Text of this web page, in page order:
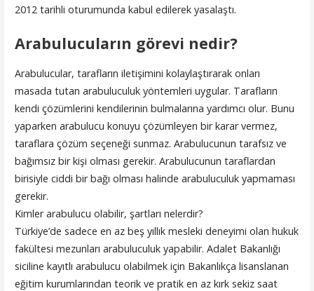
2012 tarihli oturumunda kabul edilerek yasalaştı.
Arabulucuların görevi nedir?
Arabulucular, tarafların iletişimini kolaylaştırarak onları
masada tutan arabuluculuk yöntemleri uygular. Tarafların
kendi çözümlerini kendilerinin bulmalarına yardımcı olur. Bunu
yaparken arabulucu konuyu çözümleyen bir karar vermez,
taraflara çözüm seçeneği sunmaz. Arabulucunun tarafsız ve
bağımsız bir kişi olması gerekir. Arabulucunun taraflardan
birisiyle ciddi bir bağı olması halinde arabuluculuk yapmaması
gerekir.
Kimler arabulucu olabilir, şartları nelerdir?
Türkiye’de sadece en az beş yıllık mesleki deneyimi olan hukuk
fakültesi mezunları arabuluculuk yapabilir. Adalet Bakanlığı
siciline kayıtlı arabulucu olabilmek için Bakanlıkça lisanslanan
eğitim kurumlarından teorik ve pratik en az kırk sekiz saat